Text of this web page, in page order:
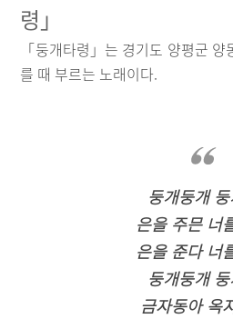
령」
「둥개타령」는 경기도 양평군
를 때 부르는 노래이다.
둥개둥개
은을 주믄 너
은을 준다 너
둥개둥개
금자동아 옥